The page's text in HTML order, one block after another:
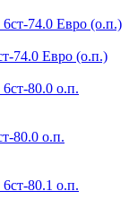
74.0 Евро (о.п.)
80.0 о.п.